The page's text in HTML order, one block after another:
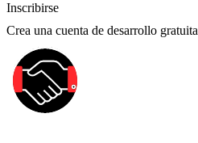
Inscribirse
Crea una cuenta de desarrollo gratuita